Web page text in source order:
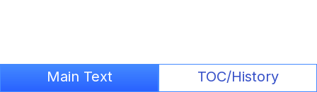
Main Text TOC/History